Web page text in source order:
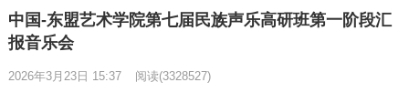
中国-东盟艺术学院第七届民族声乐高研班第一阶段汇
报音乐会
2026年3月23日 15:37 阅读(3328527)